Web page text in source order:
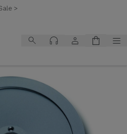
>